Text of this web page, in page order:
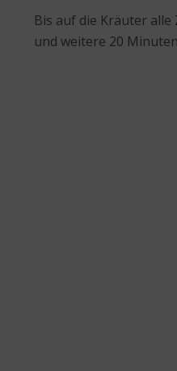
Bis auf die Kräuter
und weitere 20